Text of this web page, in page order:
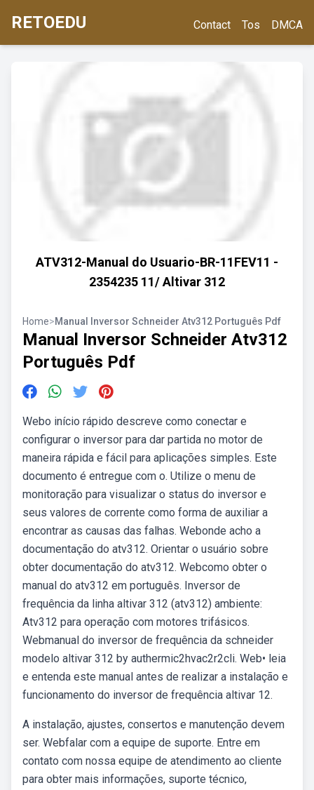
RETOEDU Contact Tos DMCA
ATV312-Manual do Usuario-BR-11FEV11 -
2354235 11/ Altivar 312
Home>Manual Inversor Schneider Atv312 Português Pdf
Manual Inversor Schneider Atv312
Português Pdf
Webo início rápido descreve como conectar e
configurar o inversor para dar partida no motor de
maneira rápida e fácil para aplicações simples. Este
documento é entregue com o. Utilize o menu de
monitoração para visualizar o status do inversor e
seus valores de corrente como forma de auxiliar a
encontrar as causas das falhas. Webonde acho a
documentação do atv312. Orientar o usuário sobre
obter documentação do atv312. Webcomo obter o
manual do atv312 em português. Inversor de
frequência da linha altivar 312 (atv312) ambiente:
Atv312 para operação com motores trifásicos.
Webmanual do inversor de frequência da schneider
modelo altivar 312 by authermic2hvac2r2cli. Web• leia
e entenda este manual antes de realizar a instalação e
funcionamento do inversor de frequência altivar 12.
A instalação, ajustes, consertos e manutenção devem
ser. Webfalar com a equipe de suporte. Entre em
contato com nossa equipe de atendimento ao cliente
para obter mais informações, suporte técnico,